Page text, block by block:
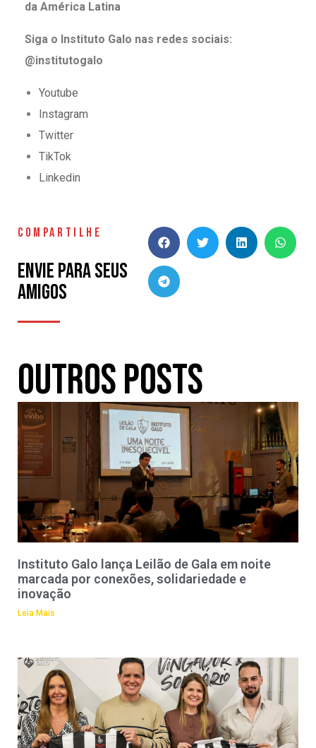
da América Latina
Siga o Instituto Galo nas redes sociais:
@institutogalo
Youtube
Instagram
Twitter
TikTok
Linkedin
COMPARTILHE
Envie para seus
amigos
Outros Posts
Instituto Galo lança Leilão de Gala em noite
marcada por conexões, solidariedade e
inovação
Leia Mais